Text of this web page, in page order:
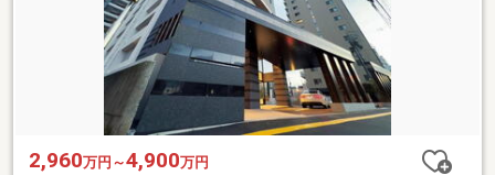
2,960万円～4,900万円